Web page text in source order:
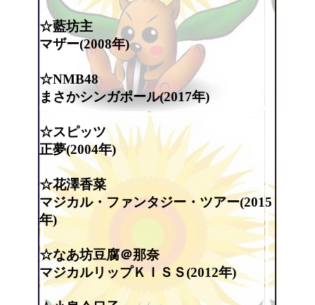
☆藍坊主
マザー(2008年)
☆NMB48
まさかシンガポール(2017年)
☆スピッツ
正夢(2004年)
☆花澤香菜
マジカル・ファンタジー・ツアー(2015
年)
☆なあ坊豆腐＠那奈
マジカルリップＫＩＳＳ(2012年)